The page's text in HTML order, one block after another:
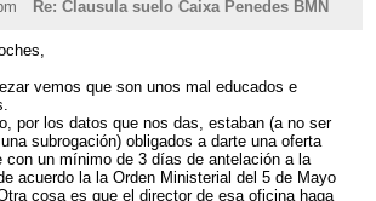
Re: Clausula suelo Caixa Penedes BMN
vemos que son unos mal educados e
por los datos que nos das, estaban (a no ser
subrogación) obligados a darte una oferta
con un mínimo de 3 días de antelación a la
acuerdo la la Orden Ministerial del 5 de Mayo
cosa es que el director de esa oficina haga